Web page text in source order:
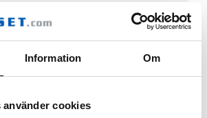
Information Om
använder cookies
1/8″, Bottom 1 1/2″
Stem SLX, FPI-Link, 31.8mm